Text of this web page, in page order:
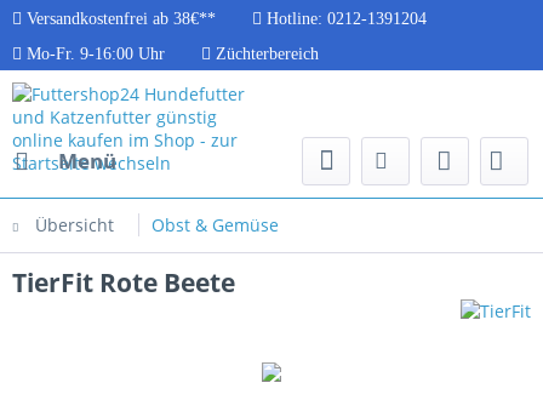
Versandkostenfrei ab 38€**
Hotline: 0212-1391204
Mo-Fr. 9-16:00 Uhr
Züchterbereich
Menü
Übersicht Obst & Gemüse
TierFit Rote Beete